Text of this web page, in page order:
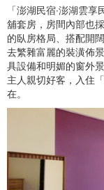
「澎湖民宿‧澎湖雲
舖套房，房間內部也
的臥房格局、搭配開
去繁雜富麗的裝潢佈
具設備和明媚的窗外
主人親切好客，入住
在。